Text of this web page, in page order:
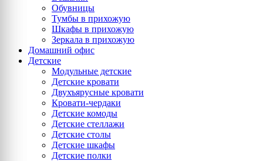
Обувницы
Тумбы в прихожую
Шкафы в прихожую
Зеркала в прихожую
Домашний офис
Детские
Модульные детские
Детские кровати
Двухъярусные кровати
Кровати-чердаки
Детские комоды
Детские стеллажи
Детские столы
Детские шкафы
Детские полки